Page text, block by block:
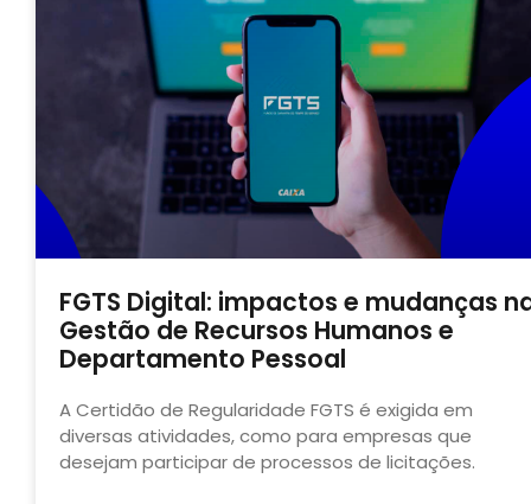
FGTS Digital: impactos e mudanças
Gestão de Recursos Humanos e
Departamento Pessoal
A Certidão de Regularidade FGTS é exigida em
diversas atividades, como para empresas que
desejam participar de processos de licitações.